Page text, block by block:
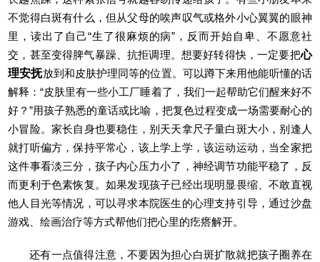
不觉得白斑有什么，但从父母的唉声叹气或格外小心翼翼的眼神
里，读出了自己“生了很麻烦的病”，反而开始自卑、不愿意社
交，甚至变得脾气暴躁、抗拒调理。想要好转得快，一定要把心
理安抚放到和皮肤护理同等的位置。可以蹲下来用他能听懂的话
解释：“皮肤里有一些小工厂睡着了，我们一起帮助它们醒来好不
好？”用孩子熟悉的童话或比喻，把复色过程变成一场需要耐心的
小冒险。家长自身也要稳住，别天天拿尺子量白斑大小，别逢人
就打听偏方，保持平常心，该上学上学，该运动运动，当全家把
这件事看淡三分，孩子内心压力小了，神经调节功能平稳了，反
而更利于色素恢复。如果发现孩子已经出现明显畏缩、不敢直视
他人目光等情况，可以寻求本院医生的心理支持引导，通过沙盘
游戏、绘画治疗等方式帮他们把心里的疙瘩解开。
还有一点值得注意，不要因为担心白斑扩散就把孩子圈养在